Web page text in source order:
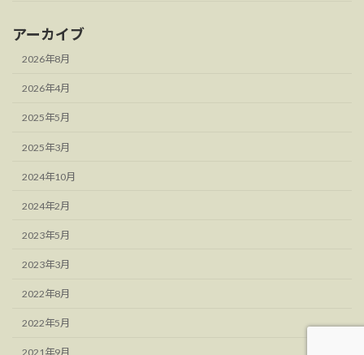
アーカイブ
2026年8月
2026年4月
2025年5月
2025年3月
2024年10月
2024年2月
2023年5月
2023年3月
2022年8月
2022年5月
2021年9月